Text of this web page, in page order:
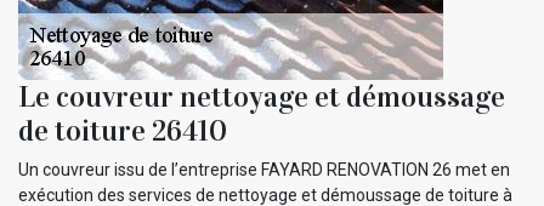
Le couvreur nettoyage et démoussage
de toiture 26410
Un couvreur issu de l’entreprise FAYARD RENOVATION 26 met en
exécution des services de nettoyage et démoussage de toiture à